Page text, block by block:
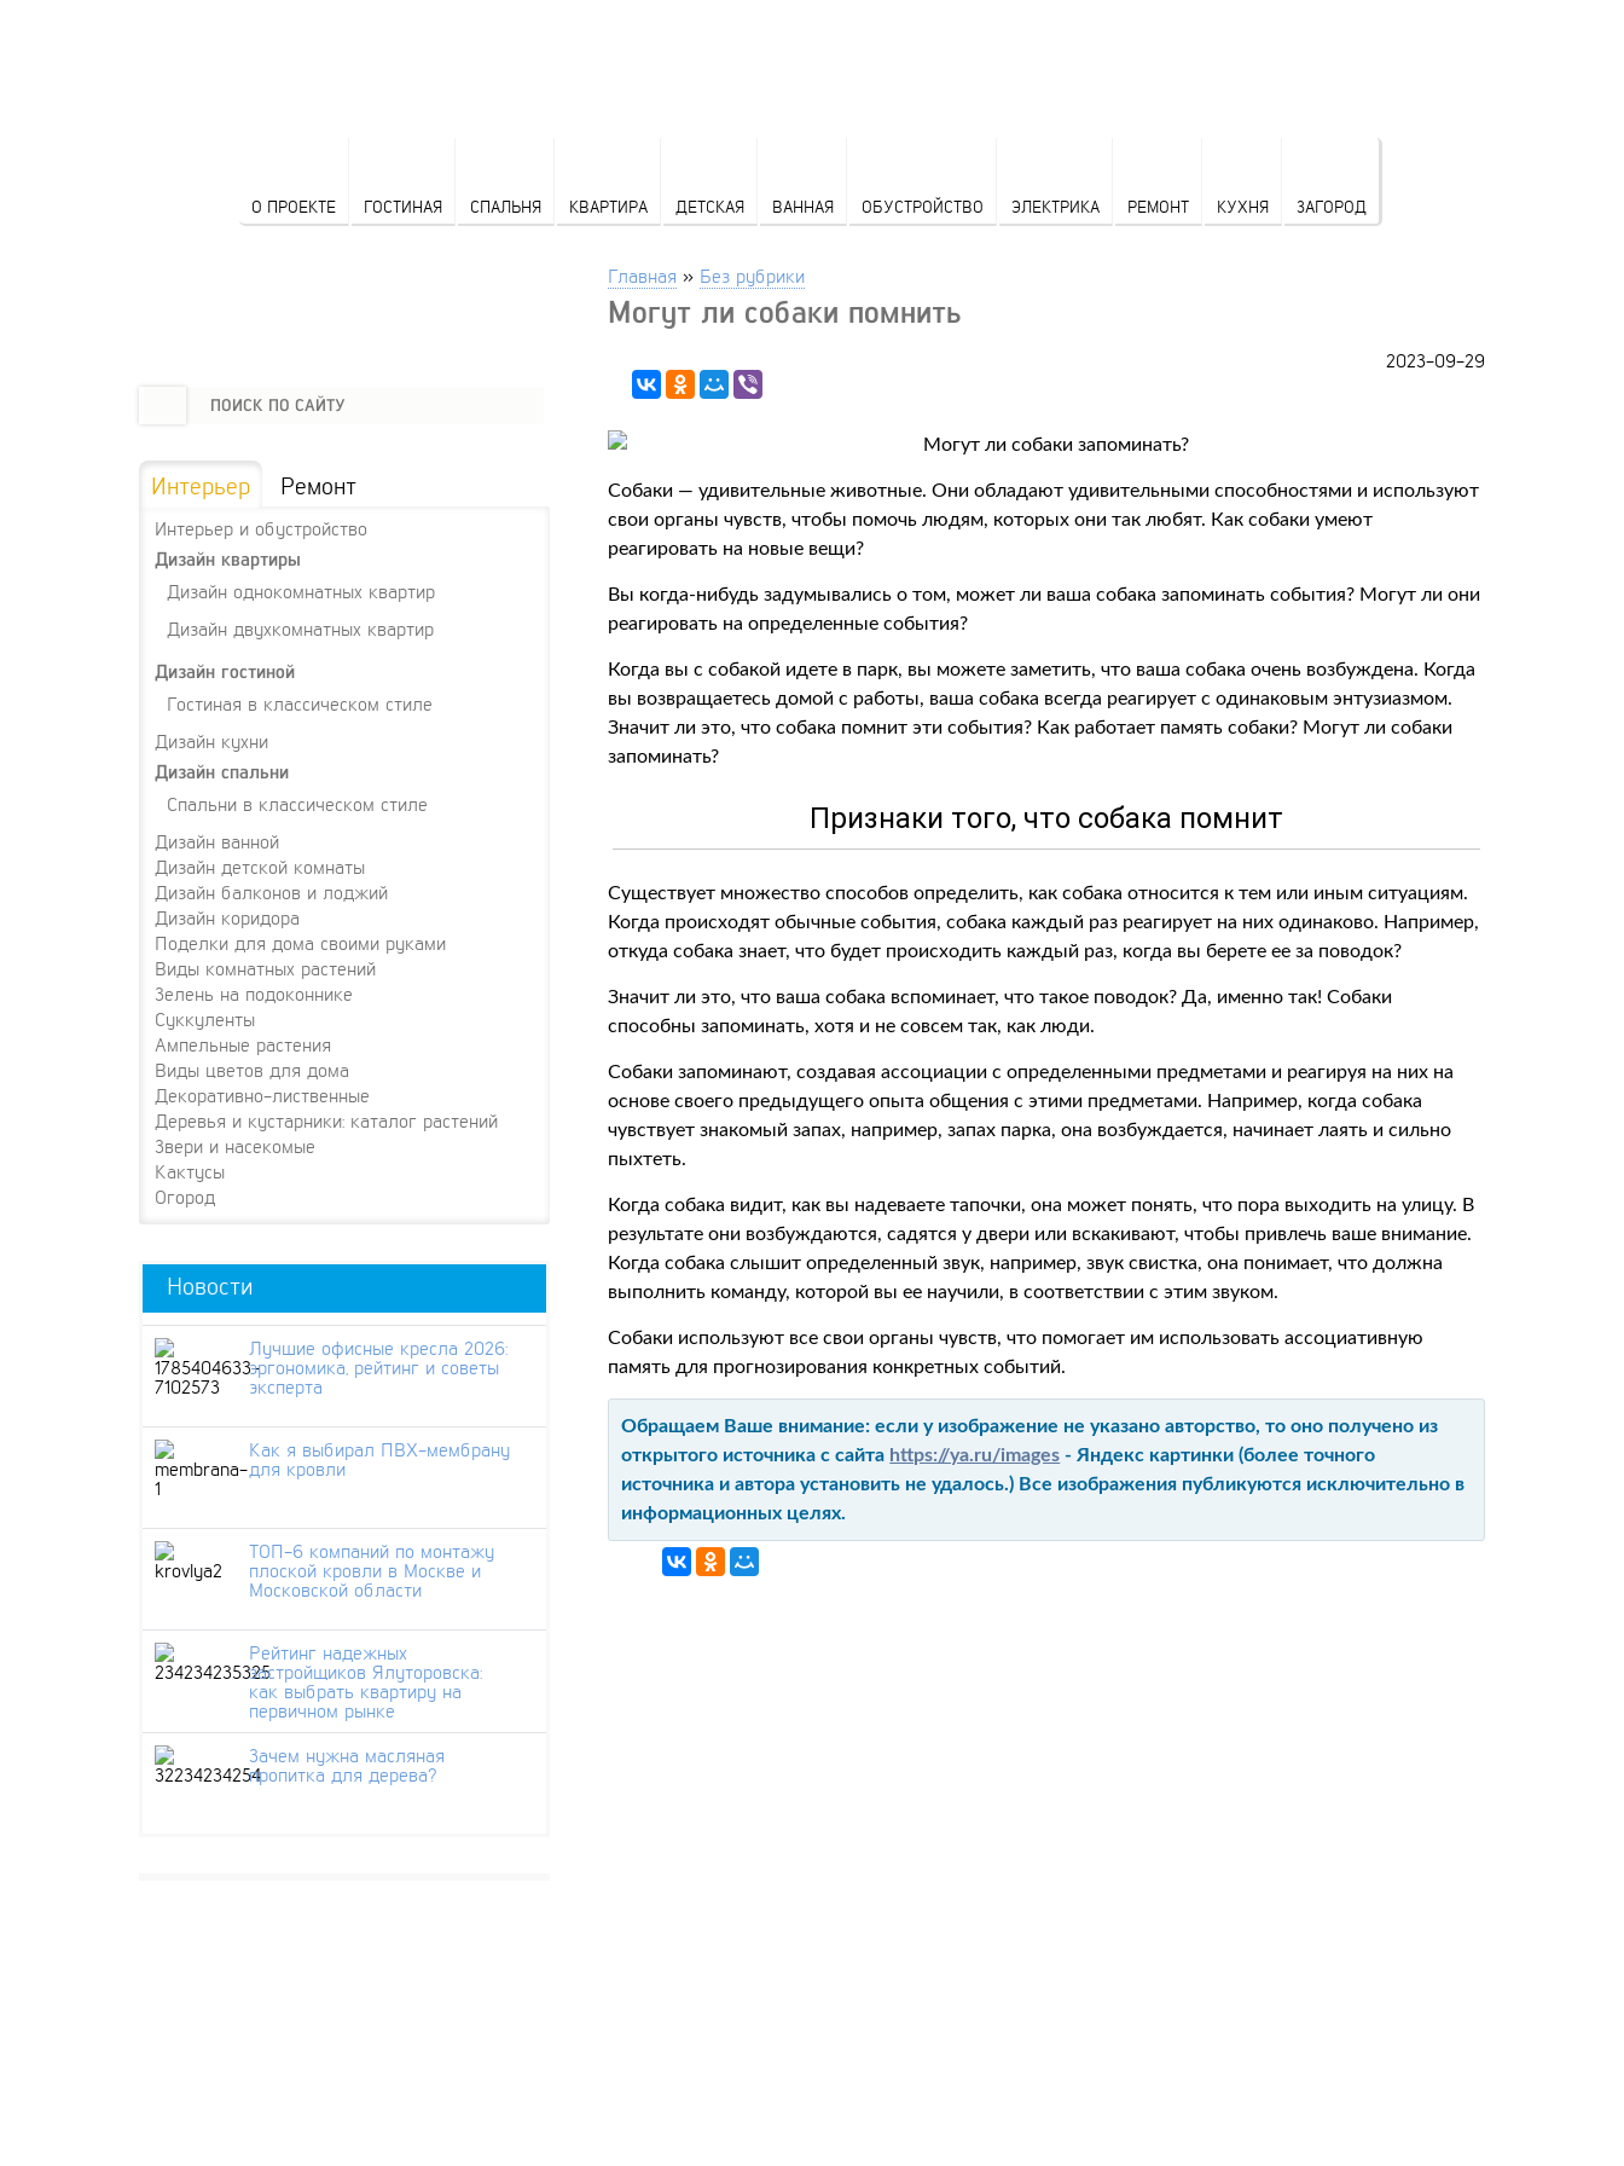
О ПРОЕКТЕ ГОСТИНАЯ СПАЛЬНЯ КВАРТИРА ДЕТСКАЯ ВАННАЯ ОБУСТРОЙСТВО ЭЛЕКТРИКА РЕМОНТ КУХНЯ ЗАГОРОД
Главная » Без рубрики
Могут ли собаки помнить
2023-09-29
Собаки — удивительные животные. Они обладают удивительными способностями и используют
свои органы чувств, чтобы помочь людям, которых они так любят. Как собаки умеют
реагировать на новые вещи?
Вы когда-нибудь задумывались о том, может ли ваша собака запоминать события? Могут ли они
реагировать на определенные события?
Когда вы с собакой идете в парк, вы можете заметить, что ваша собака очень возбуждена. Когда
вы возвращаетесь домой с работы, ваша собака всегда реагирует с одинаковым энтузиазмом.
Значит ли это, что собака помнит эти события? Как работает память собаки? Могут ли собаки
запоминать?
Признаки того, что собака помнит
Существует множество способов определить, как собака относится к тем или иным ситуациям.
Когда происходят обычные события, собака каждый раз реагирует на них одинаково. Например,
откуда собака знает, что будет происходить каждый раз, когда вы берете ее за поводок?
Значит ли это, что ваша собака вспоминает, что такое поводок? Да, именно так! Собаки
способны запоминать, хотя и не совсем так, как люди.
Собаки запоминают, создавая ассоциации с определенными предметами и реагируя на них на
основе своего предыдущего опыта общения с этими предметами. Например, когда собака
чувствует знакомый запах, например, запах парка, она возбуждается, начинает лаять и сильно
пыхтеть.
Когда собака видит, как вы надеваете тапочки, она может понять, что пора выходить на улицу. В
результате они возбуждаются, садятся у двери или вскакивают, чтобы привлечь ваше внимание.
Когда собака слышит определенный звук, например, звук свистка, она понимает, что должна
выполнить команду, которой вы ее научили, в соответствии с этим звуком.
Собаки используют все свои органы чувств, что помогает им использовать ассоциативную
память для прогнозирования конкретных событий.
Обращаем Ваше внимание: если у изображение не указано авторство, то оно получено из
открытого источника с сайта https://ya.ru/images - Яндекс картинки (более точного
источника и автора установить не удалось.) Все изображения публикуются исключительно в
информационных целях.
Интерьер Ремонт
Интерьер и обустройство
Дизайн квартиры
Дизайн однокомнатных квартир
Дизайн двухкомнатных квартир
Дизайн гостиной
Гостиная в классическом стиле
Дизайн кухни
Дизайн спальни
Спальни в классическом стиле
Дизайн ванной
Дизайн детской комнаты
Дизайн балконов и лоджий
Дизайн коридора
Поделки для дома своими руками
Виды комнатных растений
Зелень на подоконнике
Суккуленты
Ампельные растения
Виды цветов для дома
Декоративно-лиственные
Деревья и кустарники: каталог растений
Звери и насекомые
Кактусы
Огород
Новости
Лучшие офисные кресла 2026:
эргономика, рейтинг и советы
эксперта
Как я выбирал ПВХ-мембрану
для кровли
ТОП-6 компаний по монтажу
плоской кровли в Москве и
Московской области
Рейтинг надежных
застройщиков Ялуторовска:
как выбрать квартиру на
первичном рынке
Зачем нужна масляная
пропитка для дерева?